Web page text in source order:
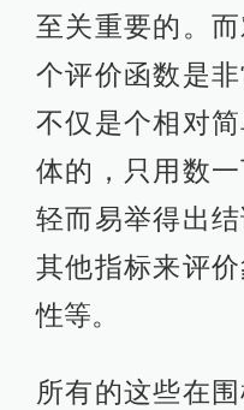
至关重要的。
个评价函数是
不仅是个相对
体的，只用数
轻而易举得出
其他指标来评
性等。
所有的这些在